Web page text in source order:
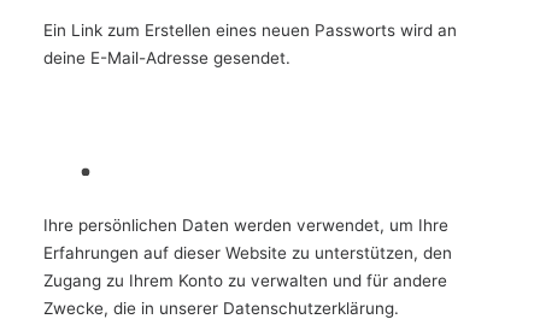
Ein Link zum Erstellen eines neuen Passworts wird an
deine E-Mail-Adresse gesendet.
Ihre persönlichen Daten werden verwendet, um Ihre
Erfahrungen auf dieser Website zu unterstützen, den
Zugang zu Ihrem Konto zu verwalten und für andere
Zwecke, die in unserer Datenschutzerklärung.